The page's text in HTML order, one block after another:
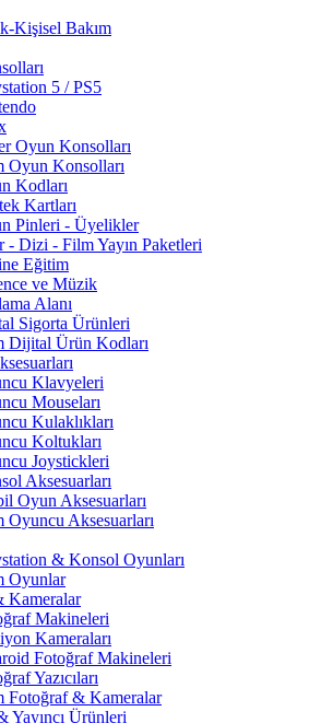
Kişisel Bakım
5 / PS5
Oyun Konsolları
Oyun Konsolları
Kodları
Kartları
Pinleri - Üyelikler
- Dizi - Film Yayın Paketleri
Eğitim
ve Müzik
Alanı
Sigorta Ürünleri
Dijital Ürün Kodları
Klavyeleri
Mouseları
Kulaklıkları
Koltukları
Joystickleri
Aksesuarları
Oyun Aksesuarları
Oyuncu Aksesuarları
& Konsol Oyunları
Oyunlar
Kameralar
Makineleri
Kameraları
Fotoğraf Makineleri
Yazıcıları
Fotoğraf & Kameralar
Yayıncı Ürünleri